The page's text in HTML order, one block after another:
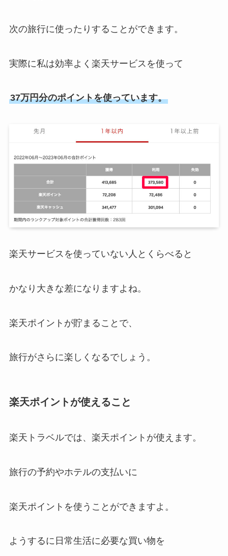
次の旅行に使ったりすることができます。
実際に私は効率よく楽天サービスを使って
37万円分のポイントを使っています。
楽天サービスを使っていない人とくらべると
かなり大きな差になりますよね。
楽天ポイントが貯まることで、
旅行がさらに楽しくなるでしょう。
楽天ポイントが使えること
楽天トラベルでは、楽天ポイントが使えます。
旅行の予約やホテルの支払いに
楽天ポイントを使うことができますよ。
ようするに日常生活に必要な買い物を